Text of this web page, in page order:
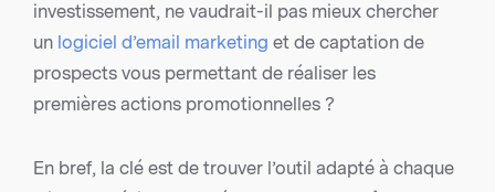
investissement, ne vaudrait-il pas mieux chercher
un logiciel d’email marketing et de captation de
prospects vous permettant de réaliser les
premières actions promotionnelles ?
En bref, la clé est de trouver l’outil adapté à chaque